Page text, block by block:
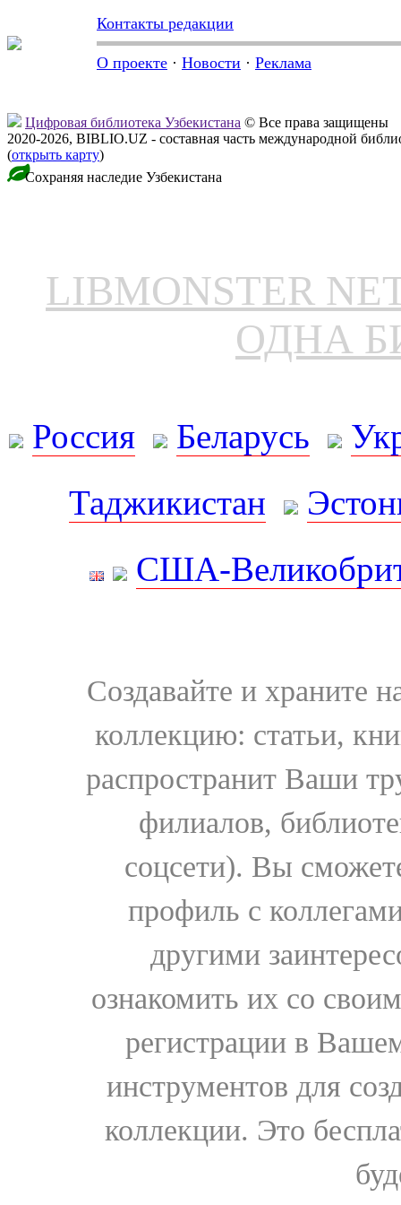
Контакты редакции
О проекте · Новости · Реклама
Цифровая библиотека Узбекистана © Все права защищены
2020-2026, BIBLIO.UZ - составная часть международной
(открыть карту)
Сохраняя наследие Узбекистана
LIBMONSTER
ОДНА
Россия Беларусь
Таджикистан
США-
Создавайте и храните
коллекцию: статьи,
распространит Ваши
филиалов,
соцсети). Вы
профиль с
другими
ознакомить их со
регистрации в
инструментов для
коллекции. Это